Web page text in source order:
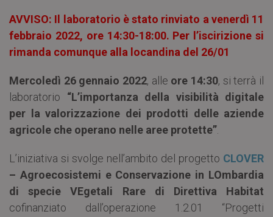
AVVISO: Il laboratorio è stato rinviato a venerdì 11
febbraio 2022, ore 14:30-18:00. Per l’iscirizione si
rimanda comunque alla locandina del 26/01
Mercoledì 26 gennaio 2022, alle ore 14:30, si terrà il
laboratorio “L’importanza della visibilità digitale
per la valorizzazione dei prodotti delle aziende
agricole che operano nelle aree protette”
L’iniziativa si svolge nell’ambito del progetto CLOVER
– Agroecosistemi e Conservazione in LOmbardia
di specie VEgetali Rare di Direttiva Habitat
cofinanziato dall’operazione 1.2.01 “Progetti